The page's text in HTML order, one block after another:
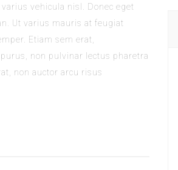
vehicula nisl. Donec eget
Ut varius mauris at feugiat
Etiam sem erat,
non pulvinar lectus pharetra
non auctor arcu risus